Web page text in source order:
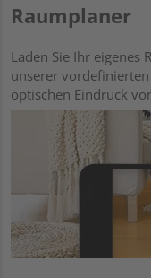
Raumplaner
Laden Sie Ihr eigenes
unserer
optischen Eindruck